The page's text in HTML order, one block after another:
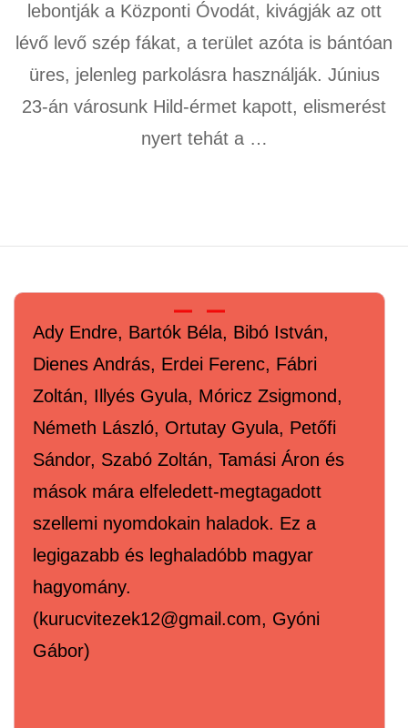
lebontják a Központi Óvodát, kivágják az ott
lévő levő szép fákat, a terület azóta is bántóan
üres, jelenleg parkolásra használják. Június
23-án városunk Hild-érmet kapott, elismerést
nyert tehát a …
Ady Endre, Bartók Béla, Bibó István,
Dienes András, Erdei Ferenc, Fábri
Zoltán, Illyés Gyula, Móricz Zsigmond,
Németh László, Ortutay Gyula, Petőfi
Sándor, Szabó Zoltán, Tamási Áron és
mások mára elfeledett-megtagadott
szellemi nyomdokain haladok. Ez a
legigazabb és leghaladóbb magyar
hagyomány.
(kurucvitezek12@gmail.com, Gyóni
Gábor)